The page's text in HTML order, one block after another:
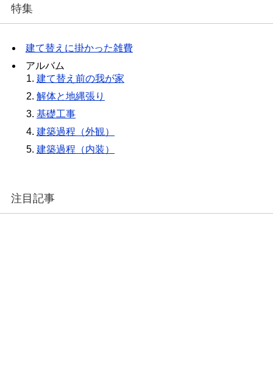
特集
建て替えに掛かった雑費
アルバム
建て替え前の我が家
解体と地縄張り
基礎工事
建築過程（外観）
建築過程（内装）
注目記事